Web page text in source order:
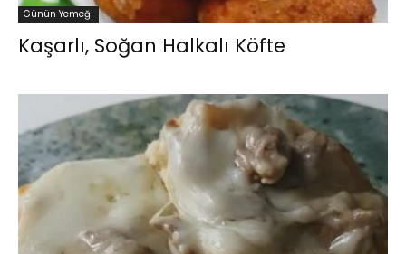
Günün Yemeği
Kaşarlı, Soğan Halkalı Köfte